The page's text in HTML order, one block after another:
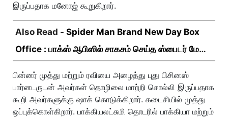
இருப்பதாக மனோஜ் கூறுகிறார்.
Also Read - Spider Man Brand New Day Box
Office : பாக்ஸ் ஆபிஸில் சாகசம் செய்த ஸ்பைடர் மேன்
பின்னர் முத்து மற்றும் ரவியை அழைத்து புது பிசினஸ்
பார்னடருடன் அவர்கள் தொழிலை மாற்றி சொல்லி இருப்பதாக
கூறி அவர்களுக்கு ஷாக் கொடுக்கிறார். கடைசியில் முத்து
ஒப்புக்கொள்கிறார். பாக்கியலட்சுமி தொடரில் பாக்கியா மற்றும்